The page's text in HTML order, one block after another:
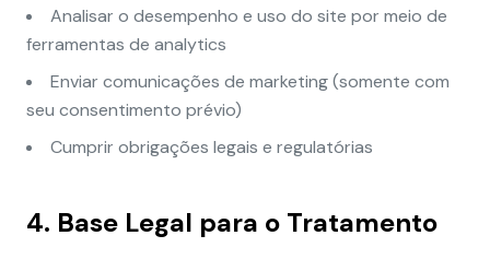
Analisar o desempenho e uso do site por meio de
ferramentas de analytics
Enviar comunicações de marketing (somente com
seu consentimento prévio)
Cumprir obrigações legais e regulatórias
4. Base Legal para o Tratamento